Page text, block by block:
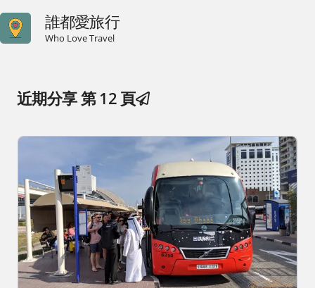
誰都愛旅行
Who Love Travel
近期分享 第 12 頁